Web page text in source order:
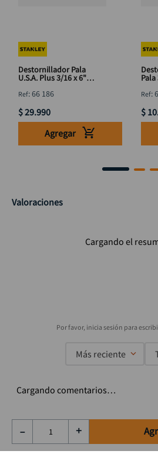
＋
－
Destornillador Pala
U.S.A. Plus 3/16 x 6"
:66 186
$29.990
Agregar
Pala
:
$ 10
Valoraciones
Cargando el
Más reciente
Cargando comentarios…
Suscríbete a nuestro